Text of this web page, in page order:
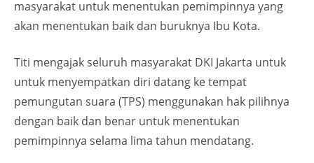
masyarakat untuk menentukan pemimpinnya yang
akan menentukan baik dan buruknya Ibu Kota.
Titi mengajak seluruh masyarakat DKI Jakarta untuk
untuk menyempatkan diri datang ke tempat
pemungutan suara (TPS) menggunakan hak pilihnya
dengan baik dan benar untuk menentukan
pemimpinnya selama lima tahun mendatang.